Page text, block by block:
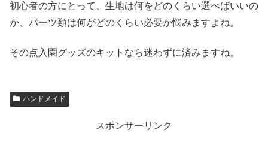
初心者の方にとって、生地は何をどのくらい選べばいいの
か、パーツ類は何がどのくらい必要か悩みますよね。
その点入園グッズのキットなら迷わずに済みますね。
ハンドメイド
スポンサーリンク